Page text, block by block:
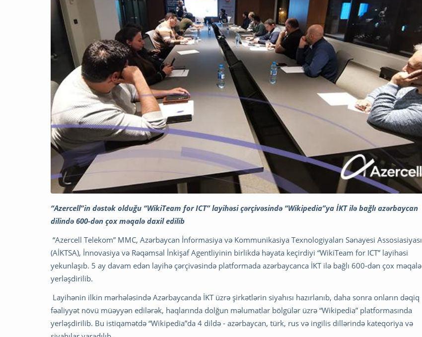
“Azercell”in dəstək olduğu “WikiTeam for ICT” layihəsi çərçivəsində “Wikipedia”ya İKT ilə bağlı azərbaycan
dilində 600-dən çox məqalə daxil edilib
“Azercell Telekom” MMC, Azərbaycan İnformasiya və Kommunikasiya Texnologiyaları Sənayesi Assosiasiyası
(AİKTSA), İnnovasiya və Rəqəmsal İnkişaf Agentliyinin birlikdə həyata keçirdiyi “WikiTeam for ICT” layihəsi
yekunlaşıb. 5 ay davam edən layihə çərçivəsində platformada azərbaycanca İKT ilə bağlı 600-dən çox məqalə
yerləşdirilib.
Layihənin ilkin mərhələsində Azərbaycanda İKT üzrə şirkətlərin siyahısı hazırlanıb, daha sonra onların dəqiq
fəaliyyət növü müəyyən edilərək, haqlarında dolğun məlumatlar bölgülər üzrə “Wikipedia” platformasında
yerləşdirilib. Bu istiqamətdə “Wikipedia”da 4 dildə - azərbaycan, türk, rus və ingilis dillərində kateqoriya və